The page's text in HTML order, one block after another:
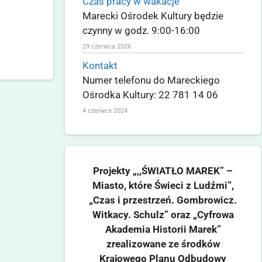
Marecki Ośrodek Kultury będzie
czynny w godz. 9:00-16:00
29 czerwca 2026
Kontakt
Numer telefonu do Mareckiego
Ośrodka Kultury: 22 781 14 06
4 czerwca 2024
Projekty „,,ŚWIATŁO MAREK” –
Miasto, które Świeci z Ludźmi”,
„Czas i przestrzeń. Gombrowicz.
Witkacy. Schulz” oraz „Cyfrowa
Akademia Historii Marek”
zrealizowane ze środków
Krajowego Planu Odbudowy